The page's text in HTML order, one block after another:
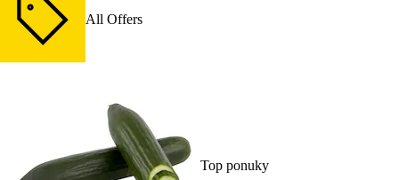
All Offers
Top ponuky